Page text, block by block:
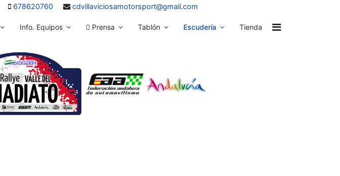
678620760 cdvillaviciosamotorsport@gmail.com
Info. Equipos Prensa Tablón Escudería Tienda